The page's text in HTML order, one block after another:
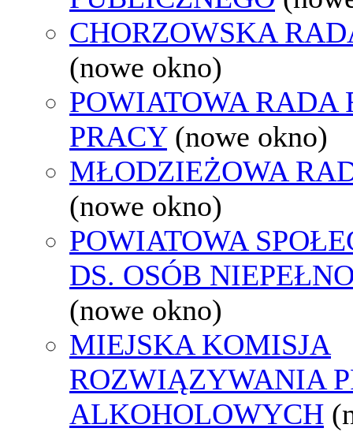
CHORZOWSKA
(nowe okno)
POWIATOWA RADA
PRACY (nowe okno)
MŁODZIEŻOWA
(nowe okno)
POWIATOWA
DS. OSÓB
(nowe okno)
MIEJSKA KOMISJA
ROZWIĄZYWANIA
ALKOHOLOWYCH